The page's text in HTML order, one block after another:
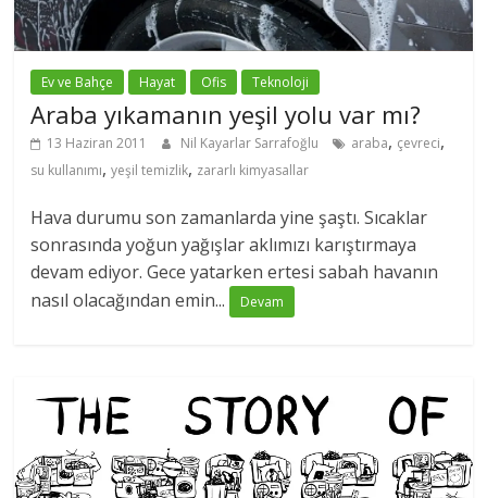
Ev ve Bahçe Hayat Ofis Teknoloji
Araba yıkamanın yeşil yolu var mı?
13 Haziran 2011 Nil Kayarlar Sarrafoğlu araba, çevreci,
su kullanımı,yeşil temizlik, zararlı kimyasallar
Hava durumu son zamanlarda yine şaştı. Sıcaklar
sonrasında yoğun yağışlar aklımızı karıştırmaya
devam ediyor. Gece yatarken ertesi sabah havanın
nasıl olacağından emin...
Devam